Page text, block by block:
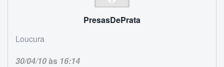
PresasDePrata
Loucura
30/04/10às 16:14